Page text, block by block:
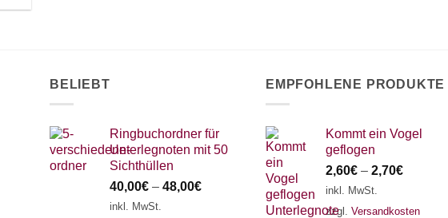
BELIEBT
Ringbuchordner für
Unterlegnoten mit 50
Sichthüllen
40,00€ – 48,00€
inkl. MwSt.
EMPFOHLENE PRODUKTE
Kommt ein Vogel
geflogen
2,60€ – 2,70€
inkl. MwSt.
zzgl. Versandkosten